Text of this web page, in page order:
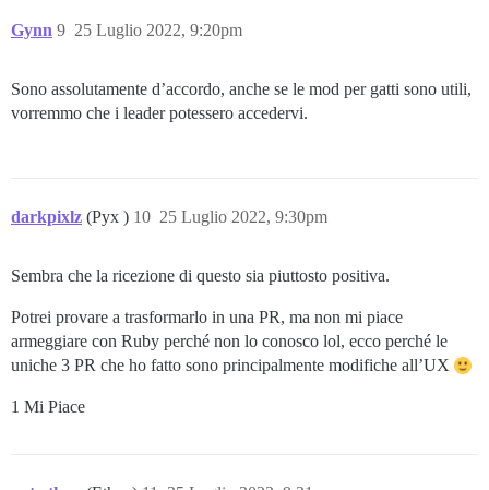
Gynn 25 Luglio 2022, 9:20pm
9
Sono assolutamente d’accordo, anche se le mod per gatti sono utili,
vorremmo che i leader potessero accedervi.
darkpixlz (Pyx ) 25 Luglio 2022, 9:30pm
10
Sembra che la ricezione di questo sia piuttosto positiva.
Potrei provare a trasformarlo in una PR, ma non mi piace
armeggiare con Ruby perché non lo conosco lol, ecco perché le
uniche 3 PR che ho fatto sono principalmente modifiche all’UX
1 Mi Piace